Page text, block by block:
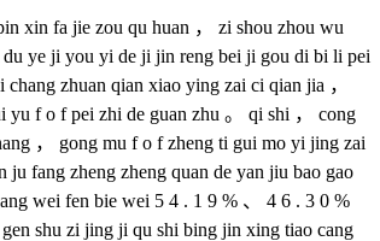
xin fa jie zou qu huan ， zi shou zhou wu
ye ji you yi de ji jin reng bei ji gou di bi li pei
zhuan qian xiao ying zai ci qian jia ，
yu f o f pei zhi de guan zhu 。 qi shi ， cong
， gong mu f o f zheng ti gui mo yi jing zai
fang zheng zheng quan de yan jiu bao gao
wei fen bie wei 5 4 . 1 9 % 、 4 6 . 3 0 %
shu zi jing ji qu shi bing jin xing tiao cang